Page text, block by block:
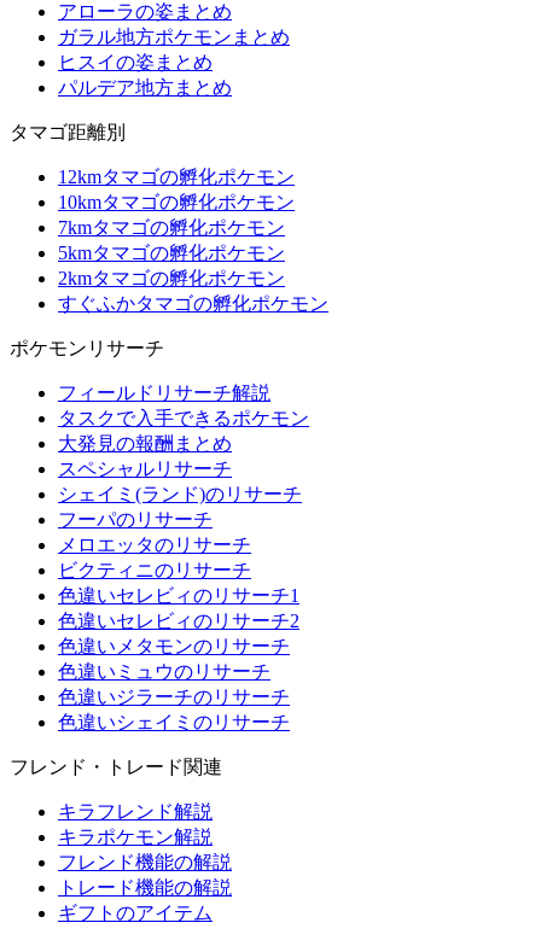
アローラの姿まとめ
ガラル地方ポケモンまとめ
ヒスイの姿まとめ
パルデア地方まとめ
タマゴ距離別
12kmタマゴの孵化ポケモン
10kmタマゴの孵化ポケモン
7kmタマゴの孵化ポケモン
5kmタマゴの孵化ポケモン
2kmタマゴの孵化ポケモン
すぐふかタマゴの孵化ポケモン
ポケモンリサーチ
フィールドリサーチ解説
タスクで入手できるポケモン
大発見の報酬まとめ
スペシャルリサーチ
シェイミ(ランド)のリサーチ
フーパのリサーチ
メロエッタのリサーチ
ビクティニのリサーチ
色違いセレビィのリサーチ1
色違いセレビィのリサーチ2
色違いメタモンのリサーチ
色違いミュウのリサーチ
色違いジラーチのリサーチ
色違いシェイミのリサーチ
フレンド・トレード関連
キラフレンド解説
キラポケモン解説
フレンド機能の解説
トレード機能の解説
ギフトのアイテム